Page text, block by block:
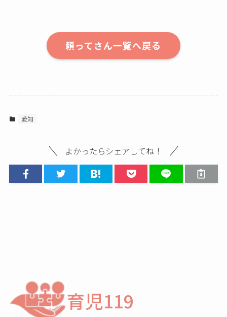
頼ってさん一覧へ戻る
愛知
よかったらシェアしてね！
育児119